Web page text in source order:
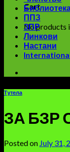
Cart
No products
ППЗ
ЗПР
Линкови
Настани
Тутела
ЗА БЗР
Posted on July 31,